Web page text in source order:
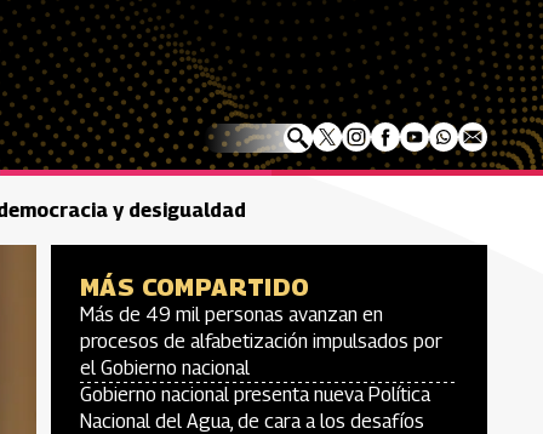
y desigualdad
MÁS COMPARTIDO
Más de 49 mil personas avanzan en
procesos de alfabetización impulsados por
el Gobierno nacional
Gobierno nacional presenta nueva Política
Nacional del Agua, de cara a los desafíos